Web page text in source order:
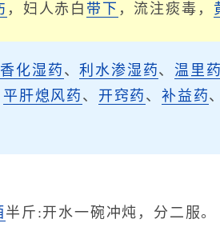
，妇人赤白 带下 ，流注痰毒，
化湿药 、利水渗湿药、温里药
平肝熄风药 、 开窍药 、 补益药、
半斤:开水一碗冲炖，分二服。